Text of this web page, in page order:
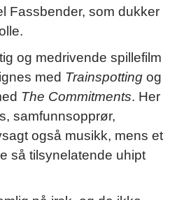
Fassbender, som dukker
og medrivende spillefilm
med Trainspotting og
The Commitments. Her
samfunnsopprør,
også musikk, mens et
så tilsynelatende uhipt